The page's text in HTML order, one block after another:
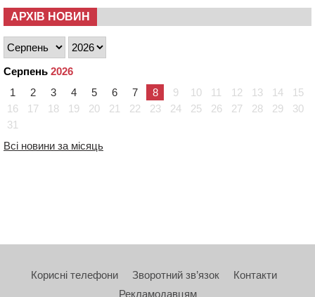
АРХІВ НОВИН
Серпень 2026
1
2 3 4 5 6 7 8 9 10 11 12 13 14
15
16
17 18 19 20 21 22 23 24 25 26 27 28 29
30
31
Всі новини за місяць
Корисні телефони Зворотний зв’язок
Контакти
Рекламодавцям